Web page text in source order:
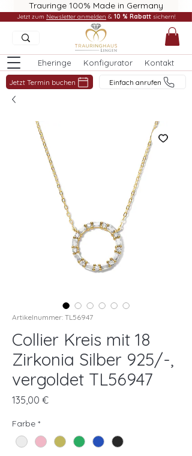
Trauringe 100% Made in Germany
Eheringe Konfigurator Kontakt
Jetzt Termin buchen Einfach anrufen
Jetzt zum Newsletter anmelden & 10 % Rabatt sichern!
Artikelnummer: TL56947
Collier Kreis mit 18
Zirkonia Silber 925/-,
vergoldet TL56947
135,00 €Preis
Farbe *